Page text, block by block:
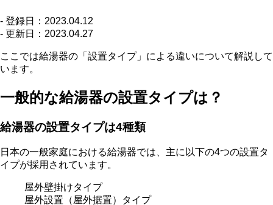
- 登録日： 2023.04.12
- 更新日： 2023.04.27
ここでは給湯器の「設置タイプ」による違いについて解説して
います。
一般的な給湯器の設置タイプは？
給湯器の設置タイプは4種類
日本の一般家庭における給湯器では、主に以下の4つの設置タ
イプが採用されています。
屋外壁掛けタイプ
屋外設置（屋外据置）タイプ